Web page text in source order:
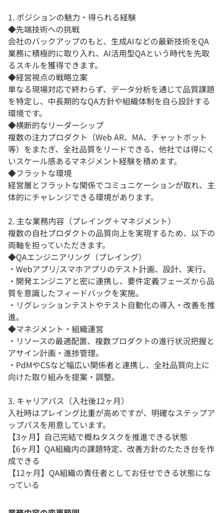
1. ポジションの魅力・得られる経験
◆先端技術への挑戦
会社のバックアップのもと、生成AIなどの最新技術をQA
業務に積極的に取り入れ、AI活用型QAという時代を先取
るスキルを獲得できます。
◆経営視点の戦略立案
単なる現場対応で終わらず、データ分析を通じて品質課題
を特定し、中長期的なQA方針や組織体制を自ら設計する
環境です。
◆横断的なリーダーシップ
複数の注力プロダクト（Web AR、MA、チャットボット
等）をまたぎ、全社品質をリードできる、他社では得にく
いスケール感あるマネジメント経験を積めます。
◆フラットな環境
経営層とフラットな関係でコミュニケーションが取れ、主
体的にチャレンジできる環境があります。
2. 主な業務内容（プレイング＋マネジメント）
複数の自社プロダクトの品質向上を実現するため、以下の
両軸を担っていただきます。
◆QAエンジニアリング（プレイング）
・Webアプリ/スマホアプリのテスト計画、設計、実行。
・開発エンジニアと密に連携し、要件定義フェーズから品
質を意識したフィードバックを実施。
・リグレッションテストやテスト自動化の導入・改善を推
進。
◆マネジメント・組織運営
・リソースの最適配置、複数プロダクトの進行状況把握と
アサイン計画・進捗管理。
・PdMやCSなど幅広い関係者と連携し、全社品質向上に
向けた取り組みを提案・調整。
3. キャリアパス（入社後12ヶ月）
入社時はプレイング比重が高めですが、明確なステップア
ップパスを用意しています。
【3ヶ月】自己完結で概ねタスクを推進できる状態
【6ヶ月】QA組織内の課題特定、改善方針のたたき台を作
成できる
【12ヶ月】QA組織の責任者としてお任せできる状態にな
っている